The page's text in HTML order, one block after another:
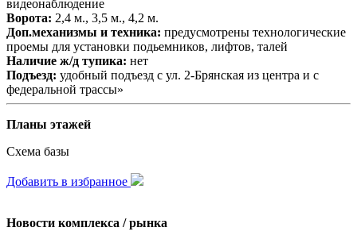
видеонаблюдение
Ворота: 2,4 м., 3,5 м., 4,2 м.
Доп.механизмы и техника: предусмотрены технологические
проемы для установки подьемников, лифтов, талей
Наличие ж/д тупика: нет
Подъезд: удобный подъезд с ул. 2-Брянская из центра и с
федеральной трассы»
Планы этажей
Схема базы
Добавить в избранное
Новости комплекса / рынка